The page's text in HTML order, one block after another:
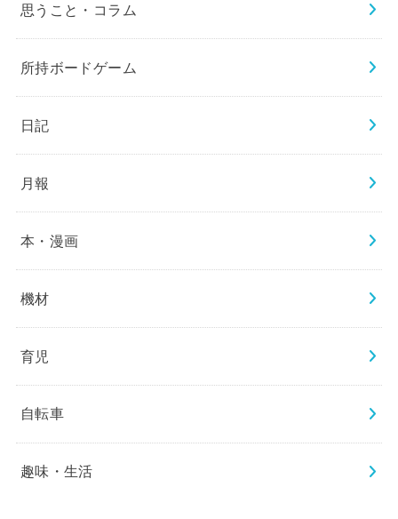
思うこと・コラム
所持ボードゲーム
日記
月報
本・漫画
機材
育児
自転車
趣味・生活